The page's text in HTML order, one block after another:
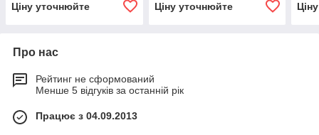
Ціну уточнюйте Ціну уточнюйте
Про нас
Рейтинг не сформований
Менше 5 відгуків за останній рік
Працює з 04.09.2013